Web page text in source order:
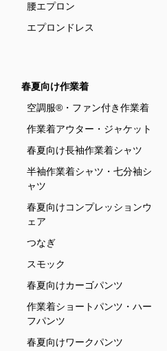
腰エプロン
エプロンドレス
春夏向け作業着
空調服®・ファン付き作業着
作業着アウター・ジャケット
春夏向け長袖作業着シャツ
半袖作業着シャツ・七分袖シ
ャツ
春夏向けコンプレッションウ
ェア
つなぎ
スモック
春夏向けカーゴパンツ
作業着ショートパンツ・ハー
フパンツ
春夏向けワークパンツ